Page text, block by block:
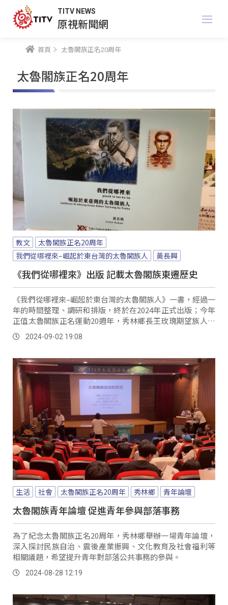
TITV NEWS
原視新聞網
首頁 太魯閣族正名20周年
太魯閣族正名20周年
教文
太魯閣族正名20周年
我們從哪裡來–崛起於東台灣的太魯閣族人
黃長興
《我們從哪裡來》出版 記載太魯閣族東遷歷史
《我們從哪裡來–崛起於東台灣的太魯閣族人》一書，經過一
年的時間整理、調研和排版，終於在2024年正式出版；今年
正值太魯閣族正名運動20週年，秀林鄉長王玫瑰期望族人能
透過閱讀此書，更深入地思考自我認同。
2024-09-02 19:08
生活 社會 太魯閣族正名20周年 秀林鄉 青年論壇
太魯閣族青年論壇 促進青年參與部落事務
為了紀念太魯閣族正名20周年，秀林鄉舉辦一場青年論壇，
深入探討民族自治、震後產業振興、文化教育及社會福利等
相關議題，希望提升青年對部落公共事務的參與。
2024-08-28 12:19